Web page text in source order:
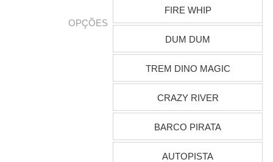
OPÇÕES
FIRE WHIP
DUM DUM
TREM DINO MAGIC
CRAZY RIVER
BARCO PIRATA
AUTOPISTA